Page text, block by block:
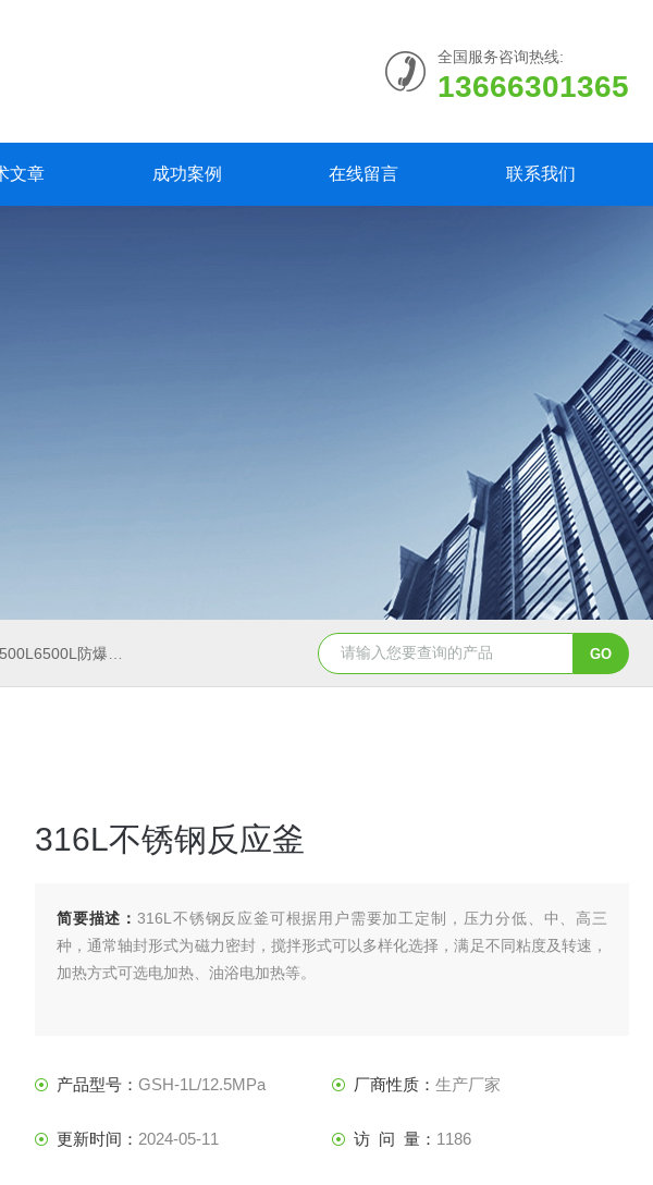
全国服务咨询热线:
13666301365
文章 成功案例 在线留言 联系我们
防爆加氢工业反应釜 GSH-0.5L0.5L不锈钢磁力密封聚酯反应釜
316L不锈钢反应釜
简要描述：316L不锈钢反应釜可根据用户需要加工定制，压力分低、中、高三
种，通常轴封形式为磁力密封，搅拌形式可以多样化选择，满足不同粘度及转速，
加热方式可选电加热、油浴电加热等。
产品型号： GSH-1L/12.5MPa 厂商性质： 生产厂家
更新时间： 2024-05-11 访 问 量： 1186